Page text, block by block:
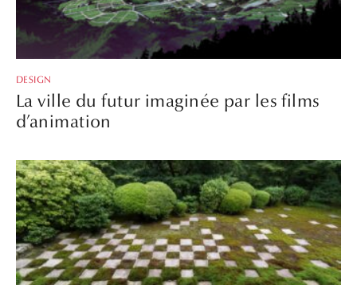
DESIGN
La ville du futur imaginée par les films
d’animation